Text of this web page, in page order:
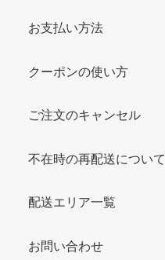
お支払い方法
クーポンの使い方
ご注文のキャンセル
不在時の再配送について
配送エリア一覧
お問い合わせ